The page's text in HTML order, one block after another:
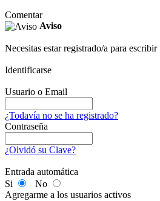
Comentar
Aviso
Necesitas estar registrado/a para
Identificarse
Usuario o Email
¿Todavía no se ha registrado?
Contraseña
¿Olvidó su Clave?
Entrada automática
Si
No
Agregarme a los usuarios activos